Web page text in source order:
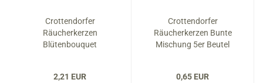
Crottendorfer
Räucherkerzen
Blütenbouquet
2,21 EUR
Crottendorfer
Räucherkerzen Bunte
Mischung 5er Beutel
0,65 EUR